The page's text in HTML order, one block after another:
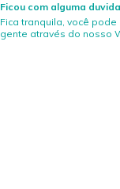
Ficou com alguma
Fica tranquila, você
gente através do nosso